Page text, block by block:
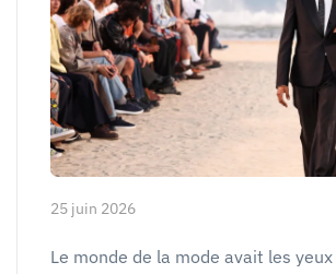
25 juin 2026
Le monde de la mode avait les